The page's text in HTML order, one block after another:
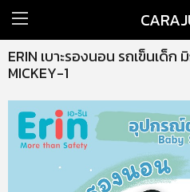
ERIN เบาะรองนอน รถเข็นเด็ก
MICKEY-1